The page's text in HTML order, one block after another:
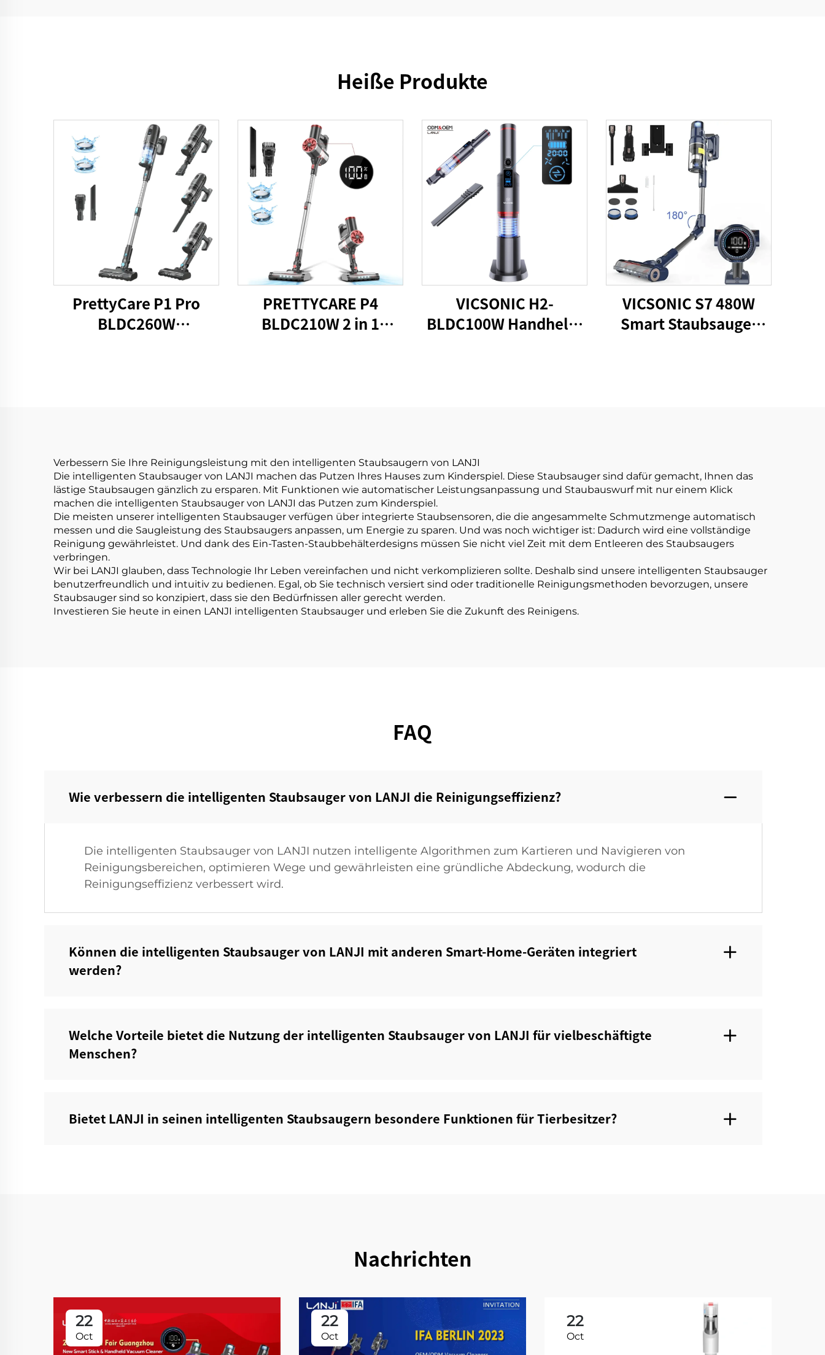
Heiße Produkte
PrettyCare P1 Pro
BLDC260W
PRETTYCARE P4
BLDC210W 2 in 1
VICSONIC H2-
BLDC100W Handheld-
VICSONIC S7 480W
Smart Staubsauger
Verbessern Sie Ihre Reinigungsleistung mit den intelligenten Staubsaugern von LANJI
Die intelligenten Staubsauger von LANJI machen das Putzen Ihres Hauses zum Kinderspiel. Diese Staubsauger sind dafür gemacht, Ihnen das
lästige Staubsaugen gänzlich zu ersparen. Mit Funktionen wie automatischer Leistungsanpassung und Staubauswurf mit nur einem Klick
machen die intelligenten Staubsauger von LANJI das Putzen zum Kinderspiel.
Die meisten unserer intelligenten Staubsauger verfügen über integrierte Staubsensoren, die die angesammelte Schmutzmenge automatisch
messen und die Saugleistung des Staubsaugers anpassen, um Energie zu sparen. Und was noch wichtiger ist: Dadurch wird eine vollständige
Reinigung gewährleistet. Und dank des Ein-Tasten-Staubbehälterdesigns müssen Sie nicht viel Zeit mit dem Entleeren des Staubsaugers
verbringen.
Wir bei LANJI glauben, dass Technologie Ihr Leben vereinfachen und nicht verkomplizieren sollte. Deshalb sind unsere intelligenten Staubsauger
benutzerfreundlich und intuitiv zu bedienen. Egal, ob Sie technisch versiert sind oder traditionelle Reinigungsmethoden bevorzugen, unsere
Staubsauger sind so konzipiert, dass sie den Bedürfnissen aller gerecht werden.
Investieren Sie heute in einen LANJI intelligenten Staubsauger und erleben Sie die Zukunft des Reinigens.
FAQ
Wie verbessern die intelligenten Staubsauger von LANJI die Reinigungseffizienz?‌
Die intelligenten Staubsauger von LANJI nutzen intelligente Algorithmen zum Kartieren und Navigieren von
Reinigungsbereichen, optimieren Wege und gewährleisten eine gründliche Abdeckung, wodurch die
Reinigungseffizienz verbessert wird.
Können die intelligenten Staubsauger von LANJI mit anderen Smart-Home-Geräten integriert
werden?‌
Welche Vorteile bietet die Nutzung der intelligenten Staubsauger von LANJI für vielbeschäftigte
Menschen?‌
Bietet LANJI in seinen intelligenten Staubsaugern besondere Funktionen für Tierbesitzer?
Nachrichten
22
Oct
22
Oct
22
Oct